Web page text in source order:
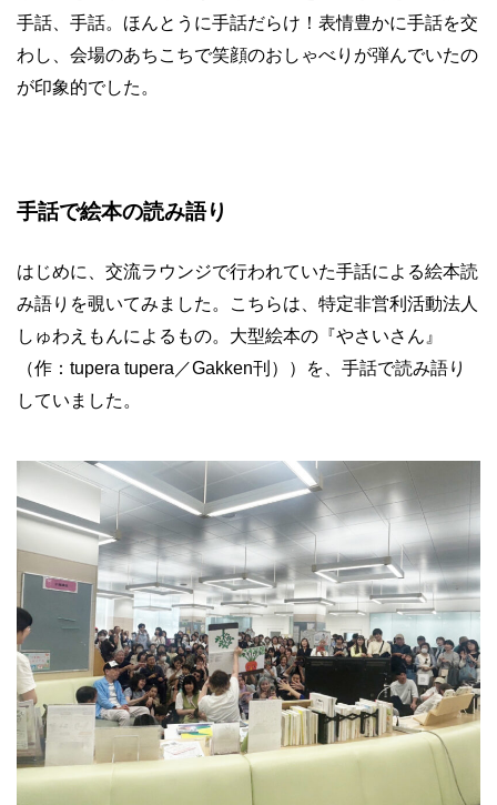
手話、手話。ほんとうに手話だらけ！表情豊かに手話を交
わし、会場のあちこちで笑顔のおしゃべりが弾んでいたの
が印象的でした。
手話で絵本の読み語り
はじめに、交流ラウンジで行われていた手話による絵本読
み語りを覗いてみました。こちらは、特定非営利活動法人
しゅわえもんによるもの。大型絵本の『やさいさん』
（作：tupera tupera／Gakken刊））を、手話で読み語り
していました。